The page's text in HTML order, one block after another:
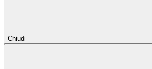
Chiudi